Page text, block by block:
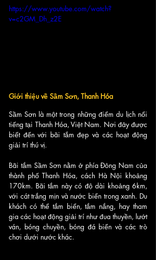
https://www.youtube.com/watch?
v=c2GM_Dh_z2E
Giới thiệu về Sầm Sơn, Thanh Hóa
Sầm Sơn là một trong những điểm du lịch nổi
tiếng tại Thanh Hóa, Việt Nam. Nơi đây được
biết đến với bãi tắm đẹp và các hoạt động
giải trí thú vị.
Bãi tắm Sầm Sơn nằm ở phía Đông Nam của
thành phố Thanh Hóa, cách Hà Nội khoảng
170km. Bãi tắm này có độ dài khoảng 6km,
với cát trắng mịn và nước biển trong xanh. Du
khách có thể tắm biển, tắm nắng, hay tham
gia các hoạt động giải trí như đua thuyền, lướt
ván, bóng chuyền, bóng đá biển và các trò
chơi dưới nước khác.